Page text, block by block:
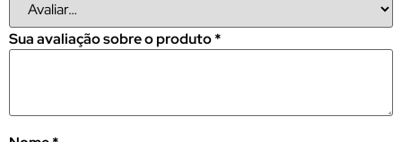
Sua avaliação sobre o produto*